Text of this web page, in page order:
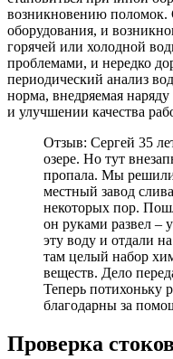
возникновению
оборудования, и
горячей или холодной
проблемами, и нередко
периодический анализ
норма, внедряемая
и улучшении качества
Отзыв: Сергей 35
озере. Но тут
пропала. Мы
местный завод
некоторых пор.
он руками развел –
эту воду и отдали
там целый набор
веществ. Дело
Теперь потихоньку
благодарны за
Проверка